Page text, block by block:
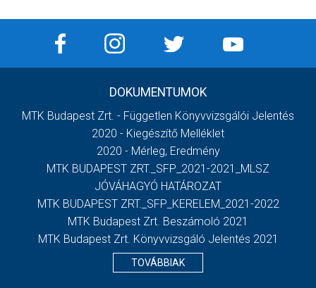
DOKUMENTUMOK
MTK Budapest Zrt. - Független Könyvvizsgálói Jelentés
2020 - Kiegészítő Melléklet
2020 - Mérleg, Eredmény
MTK BUDAPEST ZRT._SFP_2021-2021_MLSZ
JÓVÁHAGYÓ HATÁROZAT
MTK BUDAPEST ZRT._SFP_KERELEM_2021-2022
MTK Budapest Zrt. Beszámoló 2021
MTK Budapest Zrt. Könyvvizsgáló Jelentés 2021
TOVÁBBIAK